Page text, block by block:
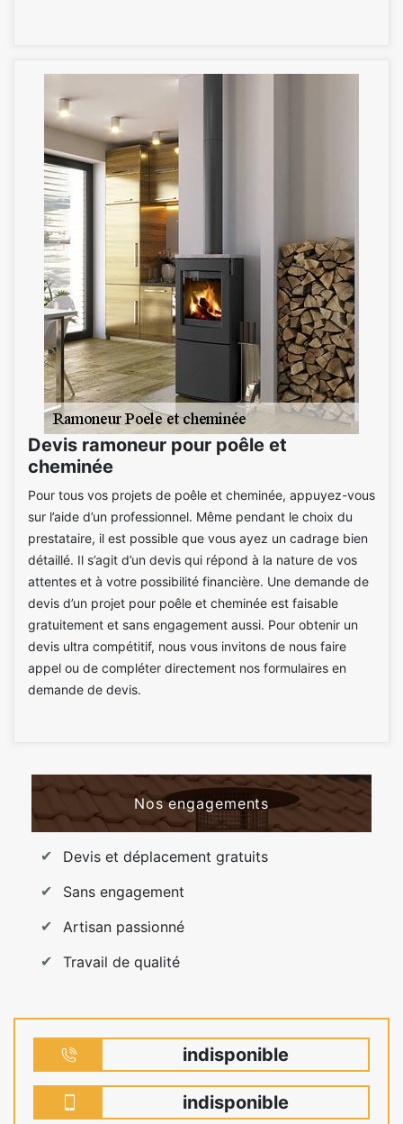
Devis ramoneur pour poêle et
cheminée
Pour tous vos projets de poêle et cheminée, appuyez-vous
sur l’aide d’un professionnel. Même pendant le choix du
prestataire, il est possible que vous ayez un cadrage bien
détaillé. Il s’agit d’un devis qui répond à la nature de vos
attentes et à votre possibilité financière. Une demande de
devis d’un projet pour poêle et cheminée est faisable
gratuitement et sans engagement aussi. Pour obtenir un
devis ultra compétitif, nous vous invitons de nous faire
appel ou de compléter directement nos formulaires en
demande de devis.
Nos engagements
Devis et déplacement gratuits
Sans engagement
Artisan passionné
Travail de qualité
indisponible
indisponible